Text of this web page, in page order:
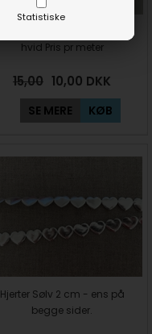
Statistiske
hvid Pris pr meter
15,00 10,00 DKK
SE MERE KØB
Hjerter Sølv 2 cm - ens på
begge sider.